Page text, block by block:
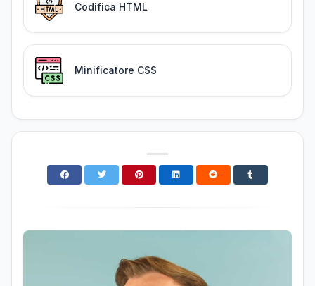
Codifica HTML
Minificatore CSS